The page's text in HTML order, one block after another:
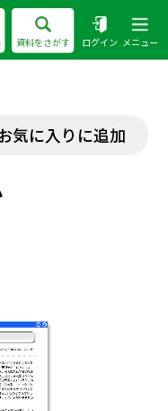
資料をさがす ログイン メニュー
気に入りに追加